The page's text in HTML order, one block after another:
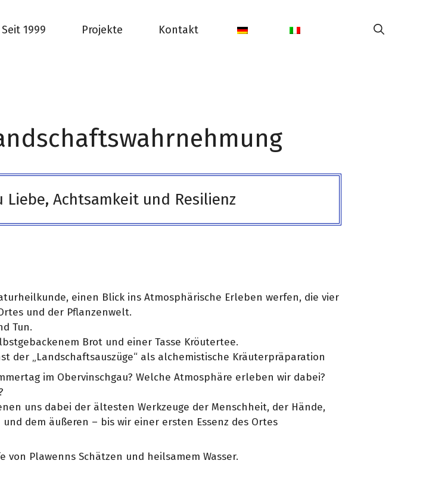
Seit 1999 Projekte Kontakt
Liebe, Achtsamkeit und Resilienz
einen Blick ins Atmosphärische Erleben werfen, die vier
und der Pflanzenwelt.
Tun.
Brot und einer Tasse Kröutertee.
der „Landschaftsauszüge“ als alchemistische Kräuterpräparation
im Obervinschgau? Welche Atmosphäre erleben wir dabei?
uns dabei der ältesten Werkzeuge der Menschheit, der Hände,
dem äußeren – bis wir einer ersten Essenz des Ortes
Plawenns Schätzen und heilsamem Wasser.